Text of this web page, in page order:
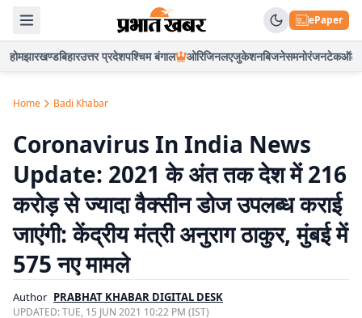
ePaper
होमझारखण्डबिहारउत्तर प्रदेशपश्चिम बंगाल ओरिजिनलएजुकेशनबिजनेसमनोरंजनटेकऑटो
Home Badi Khabar
Coronavirus In India News
Update: 2021 के अंत तक देश में 216
करोड़ से ज्यादा वैक्सीन डोज उपलब्ध कराई
जाएंगी: केंद्रीय मंत्री अनुराग ठाकुर, मुंबई में
575 नए मामले
Author PRABHAT KHABAR DIGITAL DESK
UPDATED:TUE, 15 JUN 2021 10:22 PM (IST)